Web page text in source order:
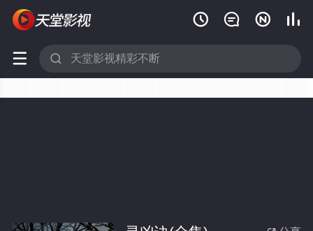
   
 